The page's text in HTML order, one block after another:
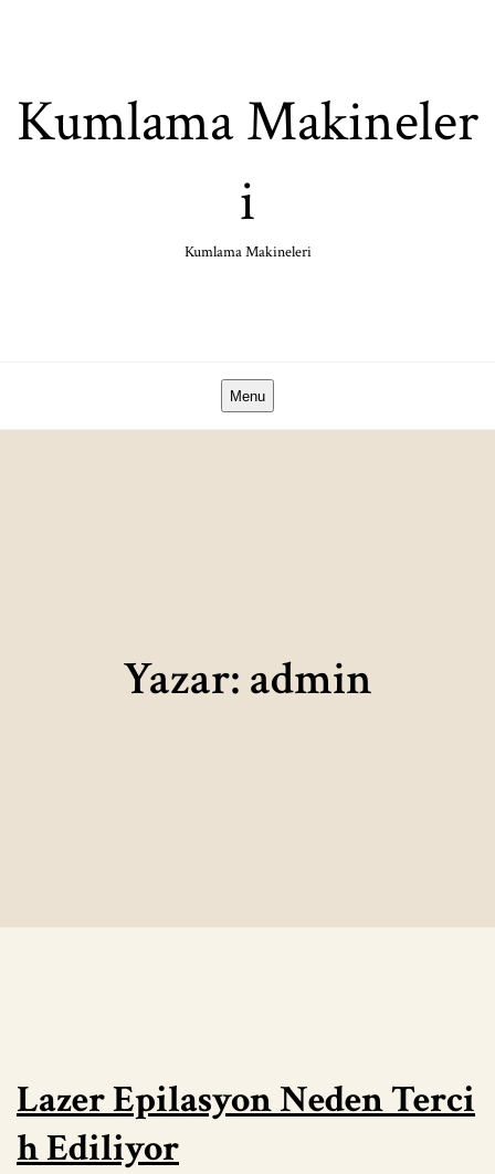
Kumlama Makineler
i
Kumlama Makineleri
Menu
Yazar: admin
Lazer Epilasyon Neden Terci
h Ediliyor